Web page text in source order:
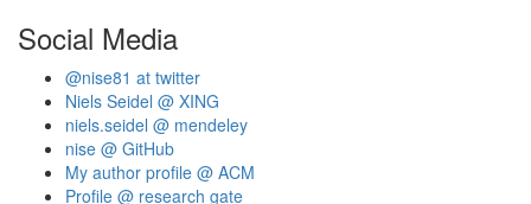
Social Media
@nise81 at twitter
Niels Seidel @ XING
niels.seidel @ mendeley
nise @ GitHub
My author profile @ ACM
Profile @ research gate